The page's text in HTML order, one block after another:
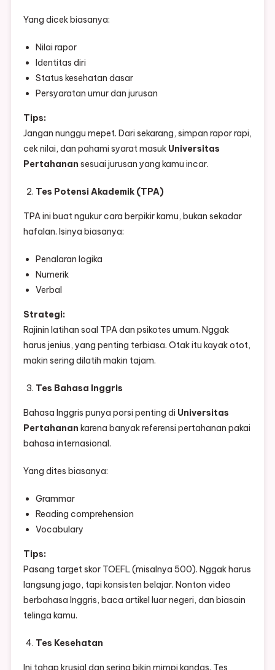
Yang dicek biasanya:
Nilai rapor
Identitas diri
Status kesehatan dasar
Persyaratan umur dan jurusan
Tips:
Jangan nunggu mepet. Dari sekarang, simpan rapor rapi,
cek nilai, dan pahami syarat masuk Universitas
Pertahanan sesuai jurusan yang kamu incar.
Tes Potensi Akademik (TPA)
TPA ini buat ngukur cara berpikir kamu, bukan sekadar
hafalan. Isinya biasanya:
Penalaran logika
Numerik
Verbal
Strategi:
Rajinin latihan soal TPA dan psikotes umum. Nggak
harus jenius, yang penting terbiasa. Otak itu kayak otot,
makin sering dilatih makin tajam.
Tes Bahasa Inggris
Bahasa Inggris punya porsi penting di Universitas
Pertahanan karena banyak referensi pertahanan pakai
bahasa internasional.
Yang dites biasanya:
Grammar
Reading comprehension
Vocabulary
Tips:
Pasang target skor TOEFL (misalnya 500). Nggak harus
langsung jago, tapi konsisten belajar. Nonton video
berbahasa Inggris, baca artikel luar negeri, dan biasain
telinga kamu.
Tes Kesehatan
Ini tahap krusial dan sering bikin mimpi kandas. Tes